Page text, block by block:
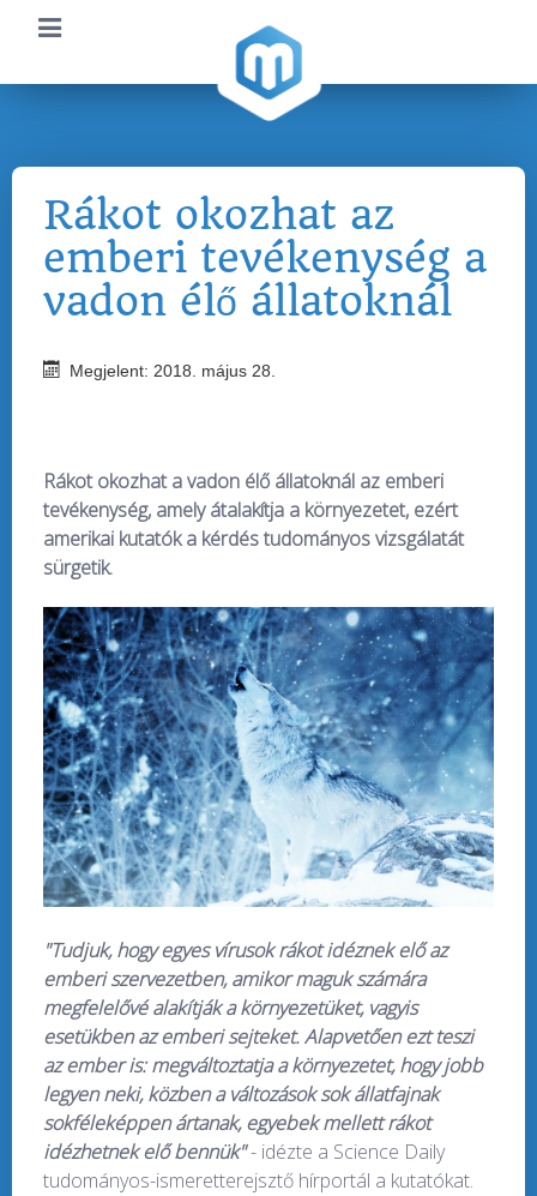
Rákot okozhat az
emberi tevékenység a
vadon élő állatoknál
Megjelent: 2018. május 28.
Rákot okozhat a vadon élő állatoknál az emberi
tevékenység, amely átalakítja a környezetet, ezért
amerikai kutatók a kérdés tudományos vizsgálatát
sürgetik.
"Tudjuk, hogy egyes vírusok rákot idéznek elő az
emberi szervezetben, amikor maguk számára
megfelelővé alakítják a környezetüket, vagyis
esetükben az emberi sejteket. Alapvetően ezt teszi
az ember is: megváltoztatja a környezetet, hogy jobb
legyen neki, közben a változások sok állatfajnak
sokféleképpen ártanak, egyebek mellett rákot
idézhetnek elő bennük"- idézte a Science Daily
tudományos-ismeretterejsztő hírportál a kutatókat.